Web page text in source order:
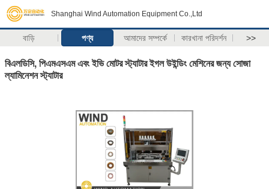
Shanghai Wind Automation Equipment Co.,Ltd
বাড়ি পণ্য আমাদের সম্পর্কে কারখানা পরিদর্শন >>
বিএলডিসি, পিএমএসএম এবং ইভি মোটর স্ট্যাটার ইগল উইন্ডিং মেশিনের জন্য সোজা
ল্যামিনেশন স্ট্যাটার